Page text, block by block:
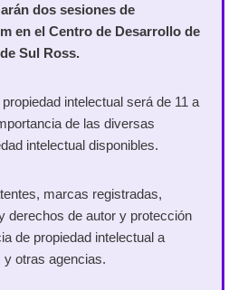
dos sesiones de
en el Centro de Desarrollo de
Sul Ross.
intelectual será de 11 a
de las diversas
intelectual disponibles.
marcas registradas,
derechos de autor y protección
de propiedad intelectual a
y otras agencias.